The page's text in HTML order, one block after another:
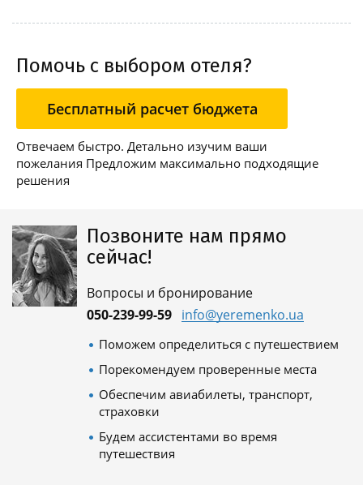
Помочь с выбором отеля?
Бесплатный расчет бюджета
Отвечаем быстро. Детально изучим ваши
пожелания Предложим максимально подходящие
решения
Позвоните нам прямо
сейчас!
Вопросы и бронирование
050-239-99-59 info@yeremenko.ua
Поможем определиться с путешествием
Порекомендуем проверенные места
Обеспечим авиабилеты, транспорт,
страховки
Будем ассистентами во время
путешествия